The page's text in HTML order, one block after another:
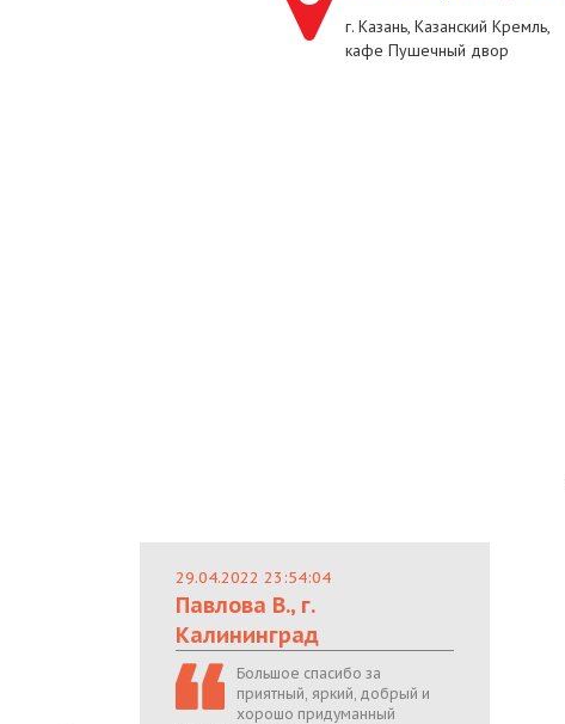
г. Казань, Казанский Кремль,
кафе Пушечный двор
29.04.2022 23:54:04
Павлова В., г.
Калининград
Большое спасибо за
приятный, яркий, добрый и
хорошо придуманный